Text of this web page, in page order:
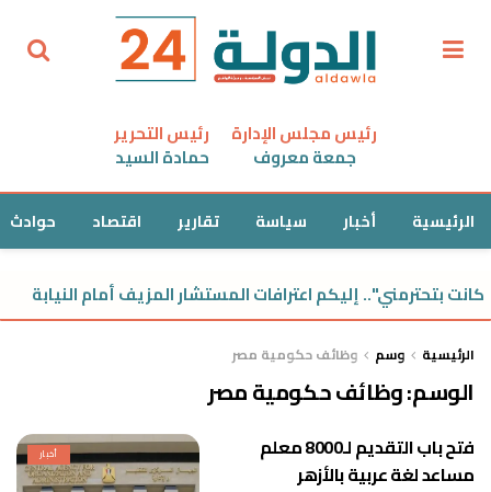
رئيس مجلس الإدارة
جمعة معروف
رئيس التحرير
حمادة السيد
الرئيسية أخبار سياسة تقارير اقتصاد حوادث
بتحترمني".. إليكم اعترافات المستشار المزيف أمام النيابة
الرئيسية وسم وظائف حكومية مصر
الوسم:وظائف حكومية مصر
أخبار
فتح باب التقديم لـ8000 معلم
مساعد لغة عربية بالأزهر